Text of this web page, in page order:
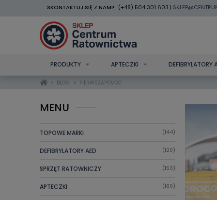
SKONTAKTUJ SIĘ Z NAMI! (+48) 504 301 603 |
PRODUKTY APTECZKI DEFIBRYLATORY
» BLOG » PIERWSZAPOMOC
MENU
TOPOWE MARKI (144)
DEFIBRYLATORY AED (120)
SPRZĘT RATOWNICZY (153)
APTECZKI (169)